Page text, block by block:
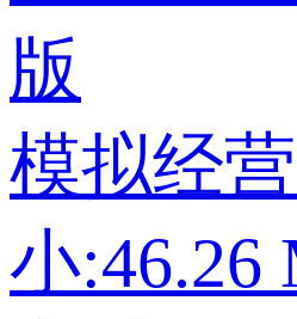
版
模拟经营
小:46.26